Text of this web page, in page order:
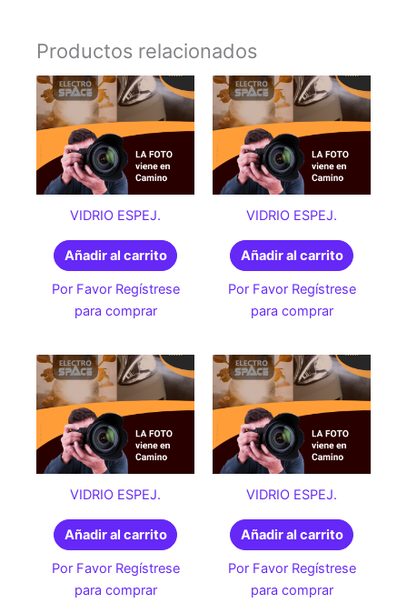
Productos relacionados
VIDRIO ESPEJ.
Añadir al carrito
Por Favor Regístrese
para comprar
VIDRIO ESPEJ.
Añadir al carrito
Por Favor Regístrese
para comprar
VIDRIO ESPEJ.
Añadir al carrito
Por Favor Regístrese
para comprar
VIDRIO ESPEJ.
Añadir al carrito
Por Favor Regístrese
para comprar